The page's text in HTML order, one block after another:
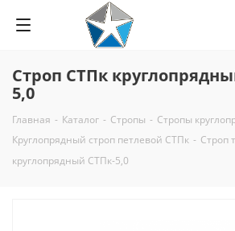
Строп СТПк
5,0
Главная - Каталог - Стропы - Стропы
Круглопрядный строп петлевой СТПк - Строп
круглопрядный СТПк-5,0